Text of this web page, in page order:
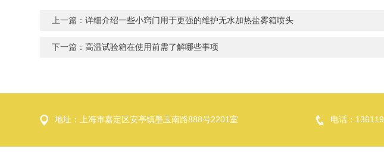
上一篇：详细介绍一些小窍门用于更强的维护无水加热盐雾箱喷头
下一篇：高温试验箱在使用前需了解哪些事项
地址：上海市嘉定区安亭镇墨玉南路888号2201室 电话：